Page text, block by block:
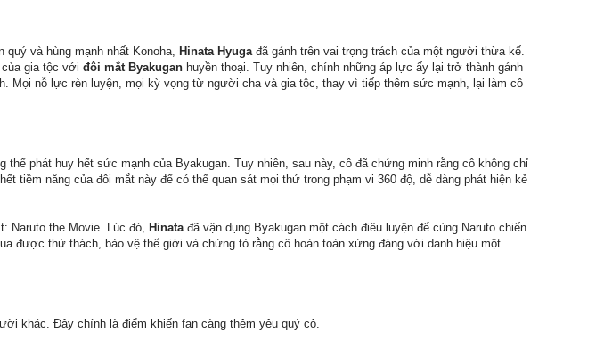
và hùng mạnh nhất Konoha, Hinata Hyugađã gánh trên vai trọng trách của một người thừa kế.
gia tộc với đôi mắt Byakugan huyền thoại. Tuy nhiên, chính những áp lực ấy lại trở thành gánh
Mọi nỗ lực rèn luyện, mọi kỳ vọng từ người cha và gia tộc, thay vì tiếp thêm sức mạnh, lại làm cô
phát huy hết sức mạnh của Byakugan. Tuy nhiên, sau này, cô đã chứng minh rằng cô không chỉ
tiềm năng của đôi mắt này để có thể quan sát mọi thứ trong phạm vi 360 độ, dễ dàng phát hiện kẻ
Naruto the Movie. Lúc đó, Hinatađã vận dụng Byakugan một cách điêu luyện để cùng Naruto chiến
được thử thách, bảo vệ thế giới và chứng tỏ rằng cô hoàn toàn xứng đáng với danh hiệu một
khác. Đây chính là điểm khiến fan càng thêm yêu quý cô.